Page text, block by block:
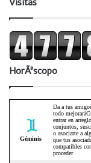
HorÃ³scopo